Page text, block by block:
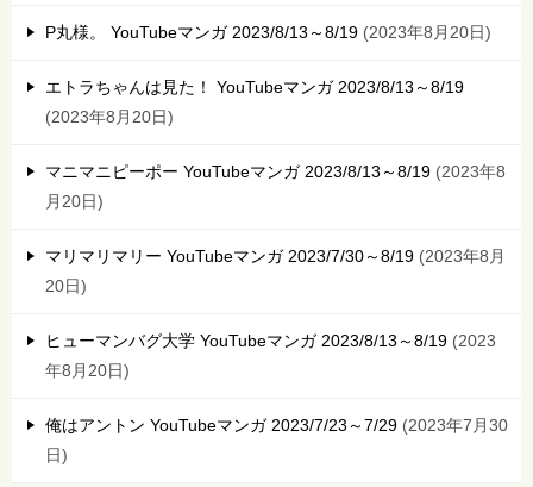
P丸様。 YouTubeマンガ 2023/8/13～8/19 2023年8月20日
エトラちゃんは見た！ YouTubeマンガ 2023/8/13～8/19
2023年8月20日
マニマニピーポー YouTubeマンガ 2023/8/13～8/19 2023年8
月20日
マリマリマリー YouTubeマンガ 2023/7/30～8/19 2023年8月
20日
ヒューマンバグ大学 YouTubeマンガ 2023/8/13～8/19 2023
年8月20日
俺はアントン YouTubeマンガ 2023/7/23～7/29 2023年7月30
日